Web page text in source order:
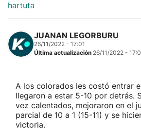
"Helmuga"
hartuta
JUANAN LEGORBURU
26/11/2022 - 17:01
Última actualización 26/11/2022 -
A los colorados les costó entrar
llegaron a estar 5-10 por detrás.
vez calentados, mejoraron en el
parcial de 10 a 1 (15-11) y se
victoria.